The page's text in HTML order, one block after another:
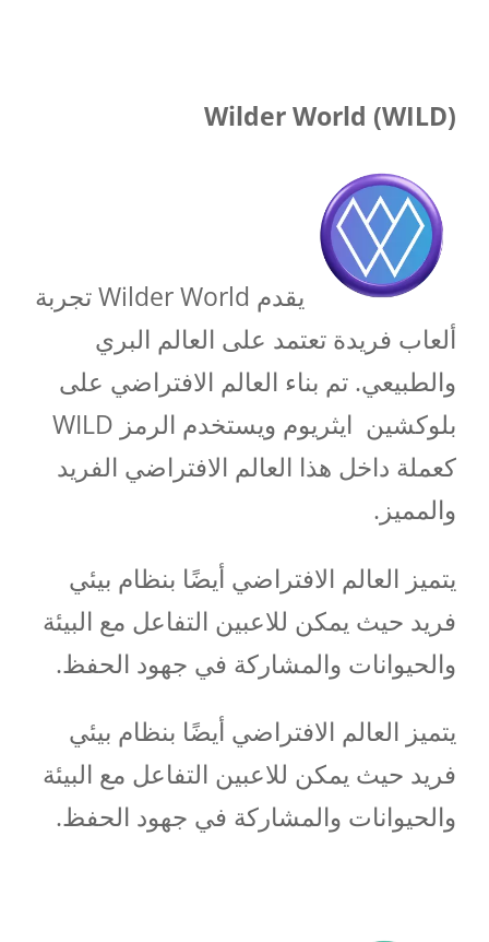
Wilder World (WILD)
يقدم Wilder World تجربة
ألعاب فريدة تعتمد على العالم البري
والطبيعي. تم بناء العالم الافتراضي على
بلوكشين ايثريوم ويستخدم الرمز WILD
كعملة داخل هذا العالم الافتراضي الفريد
والمميز.
يتميز العالم الافتراضي أيضًا بنظام بيئي
فريد حيث يمكن للاعبين التفاعل مع البيئة
والحيوانات والمشاركة في جهود الحفظ.
يتميز العالم الافتراضي أيضًا بنظام بيئي
فريد حيث يمكن للاعبين التفاعل مع البيئة
والحيوانات والمشاركة في جهود الحفظ.